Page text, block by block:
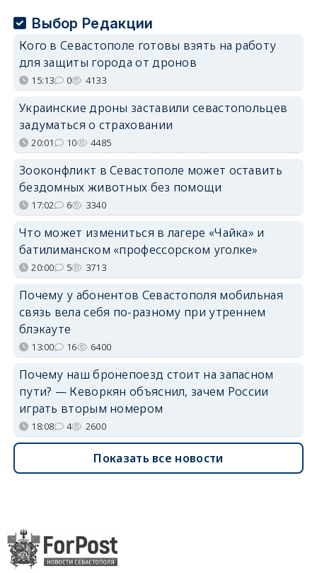
Выбор Редакции
Кого в Севастополе готовы взять на работу
для защиты города от дронов
15:13 0 4133
Украинские дроны заставили севастопольцев
задуматься о страховании
20:01 10 4485
Зооконфликт в Севастополе может оставить
бездомных животных без помощи
17:02 6 3340
Что может измениться в лагере «Чайка» и
батилиманском «профессорском уголке»
20:00 5 3713
Почему у абонентов Севастополя мобильная
связь вела себя по-разному при утреннем
блэкауте
13:00 16 6400
Почему наш бронепоезд стоит на запасном
пути? — Кеворкян объяснил, зачем России
играть вторым номером
18:08 4 2600
Показать все новости